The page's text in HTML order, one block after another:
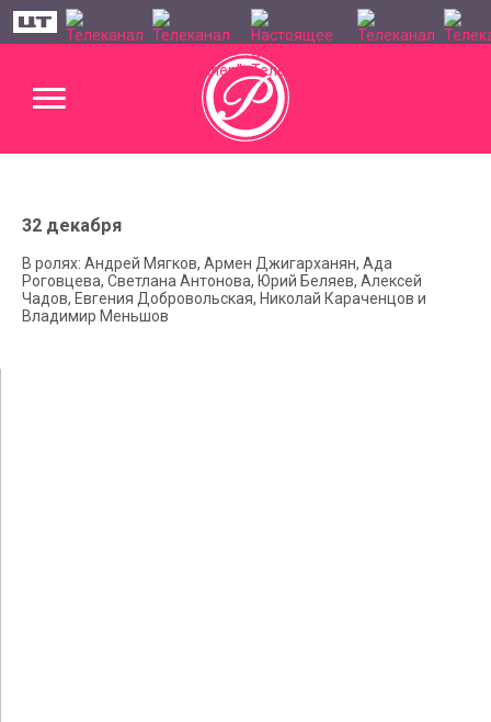
32 декабря
В ролях: Андрей Мягков, Армен Джигарханян, Ада
Роговцева, Светлана Антонова, Юрий Беляев, Алексей
Чадов, Евгения Добровольская, Николай Караченцов и
Владимир Меньшов